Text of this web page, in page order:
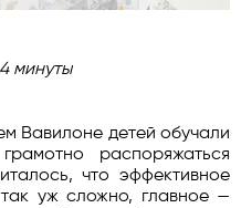
минуты
Вавилоне детей обучали
распоряжаться
что эффективное
уж сложно, главное —